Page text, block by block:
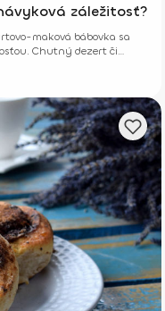
záležitosť?
maková bábovka sa
Chutný dezert či